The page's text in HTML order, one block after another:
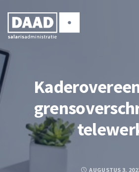
AUGUSTUS 3,